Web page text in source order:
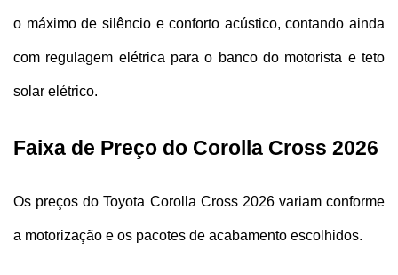
o máximo de silêncio e conforto acústico, contando ainda
com regulagem elétrica para o banco do motorista e teto
solar elétrico.
Faixa de Preço do Corolla Cross 2026
Os preços do Toyota Corolla Cross 2026 variam conforme
a motorização e os pacotes de acabamento escolhidos.